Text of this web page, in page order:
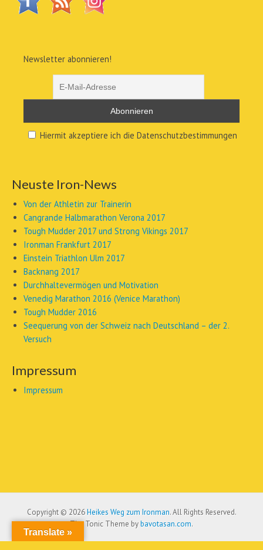
Newsletter abonnieren!
Hiermit akzeptiere ich die Datenschutzbestimmungen
Neuste Iron-News
Von der Athletin zur Trainerin
Cangrande Halbmarathon Verona 2017
Tough Mudder 2017 und Strong Vikings 2017
Ironman Frankfurt 2017
Einstein Triathlon Ulm 2017
Backnang 2017
Durchhaltevermögen und Motivation
Venedig Marathon 2016 (Venice Marathon)
Tough Mudder 2016
Seequerung von der Schweiz nach Deutschland – der 2.
Versuch
Impressum
Impressum
Copyright © 2026Heikes Weg zum Ironman. All Rights Reserved.
The Tonic Theme bybavotasan.com.
Translate »